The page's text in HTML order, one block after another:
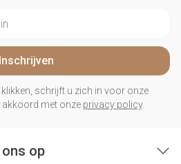
Inschrijven
schrijft u zich in voor onze
akkoord met onze privacy policy.
op